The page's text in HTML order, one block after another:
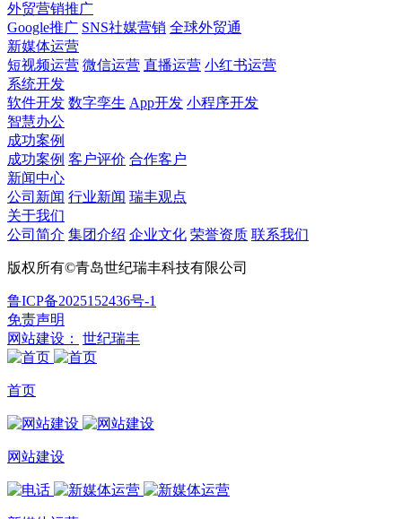
外贸营销推广
Google推广 SNS社媒营销 全球外贸通
新媒体运营
短视频运营 微信运营 直播运营 小红书运营
系统开发
软件开发 数字孪生 App开发 小程序开发
智慧办公
成功案例
成功案例 客户评价 合作客户
新闻中心
公司新闻 行业新闻 瑞丰观点
关于我们
公司简介 集团介绍 企业文化 荣誉资质 联系我们
版权所有©青岛世纪瑞丰科技有限公司
鲁ICP备2025152436号-1
免责声明
网站建设：
世纪瑞丰
首页
网站建设